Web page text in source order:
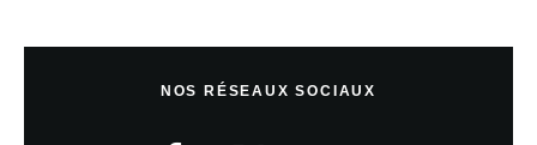
NOS RÉSEAUX SOCIAUX